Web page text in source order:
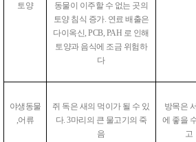
토양
동물이 이주할 수 없는 곳의
토양 침식 증가. 연료 배출은
다이옥신, PCB, PAH 로 인해
토양과 음식에 조금 위험하
다
야생동물
,어류
쥐 독은 새의 먹이가 될 수 있
다. 3마리의 큰 물고기의 죽
음
방목은
에 좋을
고